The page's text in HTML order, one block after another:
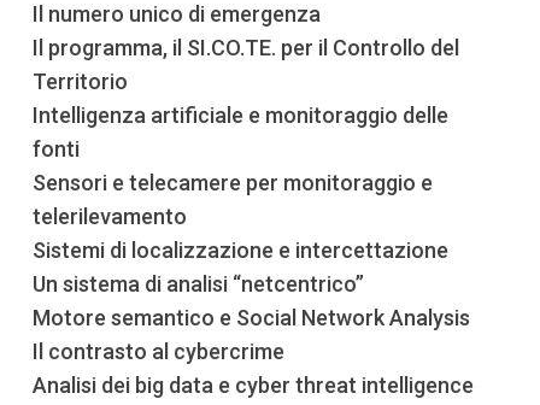
Il numero unico di emergenza
Il programma, il SI.CO.TE. per il Controllo del
Territorio
Intelligenza artificiale e monitoraggio delle
fonti
Sensori e telecamere per monitoraggio e
telerilevamento
Sistemi di localizzazione e intercettazione
Un sistema di analisi “netcentrico”
Motore semantico e Social Network Analysis
Il contrasto al cybercrime
Analisi dei big data e cyber threat intelligence